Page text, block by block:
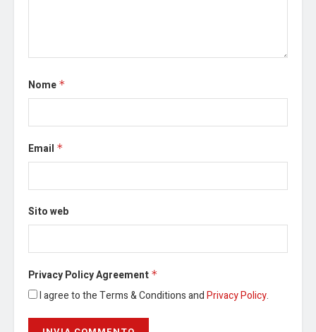
Nome *
Email *
Sito web
Privacy Policy Agreement *
I agree to the Terms & Conditions andPrivacy Policy.